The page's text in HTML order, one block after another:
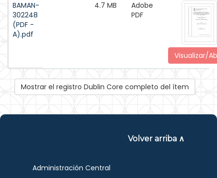
BAMAN-
302248
(PDF -
A).pdf
4.7 MB
Adobe
PDF
Visualizar/
Mostrar el registro Dublin Core completo del ítem
Volver arriba ∧
Administración Central